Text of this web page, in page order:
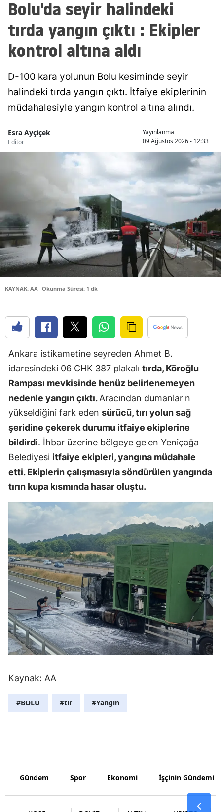
Kastamonu
Kırşehir
Kocaeli
Konya
Kütahya
Malatya
Manisa
Mardin
Muğla
Muş
Ordu
Sakarya
Samsun
Siirt
Sinop
Sivas
Tekirdağ
Trabzon
Tunceli
Uşak
Van
Yozgat
Zonguldak
Aksaray
Ardahan
Bolu'da seyir halindeki
tırda yangın çıktı : Ekipler
kontrol altına aldı
D-100 kara yolunun Bolu kesiminde seyir
halindeki tırda yangın çıktı. İtfaiye ekiplerinin
müdahalesiyle yangın kontrol altına alındı.
Esra Ayçiçek
Editör
Yayınlanma
09 Ağustos 2026 - 12:33
KAYNAK: AA Okunma Süresi: 1 dk
Ankara istikametine seyreden Ahmet B.
idaresindeki 06 CHK 387 plakalı tırda, Köroğlu
Rampası mevkisinde henüz belirlenemeyen
nedenle yangın çıktı.Aracından dumanların
yükseldiğini fark eden sürücü, tırı yolun sağ
şeridine çekerek durumu itfaiye ekiplerine
bildirdi. İhbar üzerine bölgeye gelen Yeniçağa
Belediyesi itfaiye ekipleri, yangına müdahale
etti. Ekiplerin çalışmasıyla söndürülen yangında
tırın kupa kısmında hasar oluştu.
Kaynak: AA
#BOLU #tır #Yangın
Gündem Spor Ekonomi İşçinin Gündemi